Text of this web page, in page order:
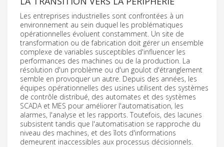
Les entreprises industrielles sont confrontées à un
environnement au sein duquel les problématiques
opérationnelles évoluent constamment. Un site de
transformation ou de fabrication doit gérer un ensemble
complexe de variables susceptibles d'influencer les
performances des machines ou de la production. La
résolution d'un problème ou d'un goulot d'étranglement
semble en provoquer un autre. Depuis des années, les
équipes opérationnelles des usines utilisent des systèmes
de contrôle distribué, des automates et des systèmes
SCADA et MES pour améliorer l'automatisation, les
alarmes, l'analyse et les rapports. Toutefois, des lacunes
subsistent tandis que l'automatisation se rapproche du
niveau des machines, et des îlots d'informations
demeurent inaccessibles aux processus décisionnels.